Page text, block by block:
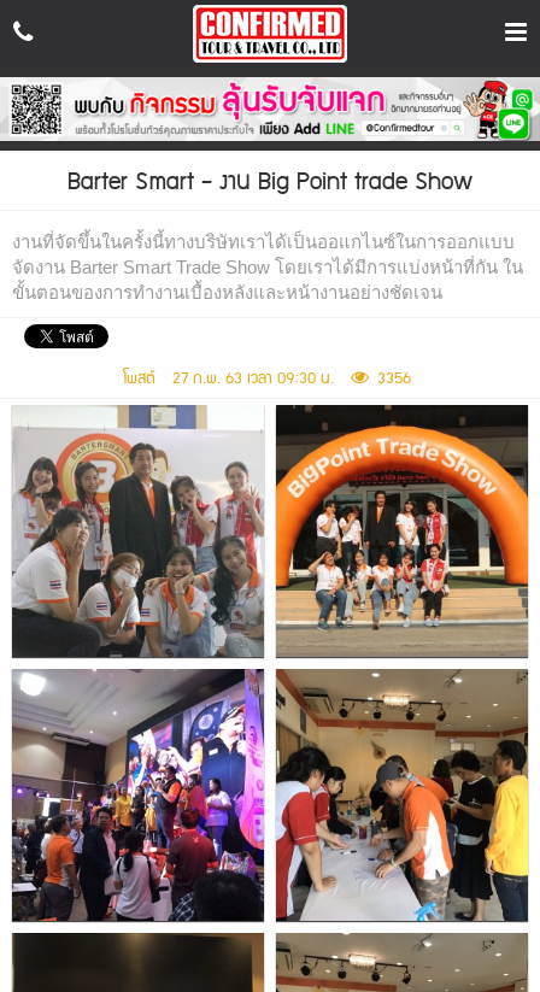
เข้า
สู่
ระบบ
สม
ค
รส
มา
FaceBook
Messenger
LINE
ID:
@confirmedtour
Call.
02-
931-
7013
Call.
02-
931-
7014
Barter Smart - งาน Big Point trade Show
งานที่จัดขึ้นในครั้งนี้ทางบริษัทเราได้เป็นออแกไนซ์ในการออกแบบ
จัดงาน Barter Smart Trade Show โดยเราได้มีการแบ่งหน้าที่กัน ใน
ขั้นตอนของการทำงานเบื้องหลังและหน้างานอย่างชัดเจน
โพสต์ 27 ก.พ. 63 เวลา 09:30 น. 3356